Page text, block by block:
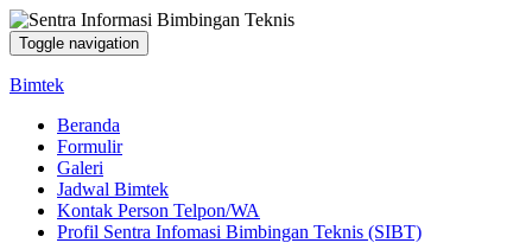
Toggle navigation
Bimtek
Beranda
Formulir
Galeri
Jadwal Bimtek
Kontak Person Telpon/WA
Profil Sentra Infomasi Bimbingan Teknis (SIBT)